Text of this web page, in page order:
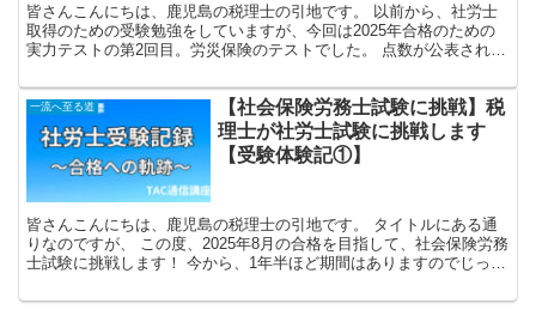
皆さんこんにちは、鹿児島の税理士の引地です。 以前から、社労士
取得のための受験勉強をしていますが、今回は2025年合格のための
実力テストの第2回目。労災保険のテストでした。 点数が公表されま
一流へ至る道
【社会保険労務士試験に挑戦】税
理士が社労士試験に挑戦します
【受験体験記①】
皆さんこんにちは、鹿児島の税理士の引地です。 タイトルにある通
りなのですが、 この度、2025年8月の合格を目指して、社会保険労務
士試験に挑戦します！ 今から、1年半ほど期間はありますのでじっく